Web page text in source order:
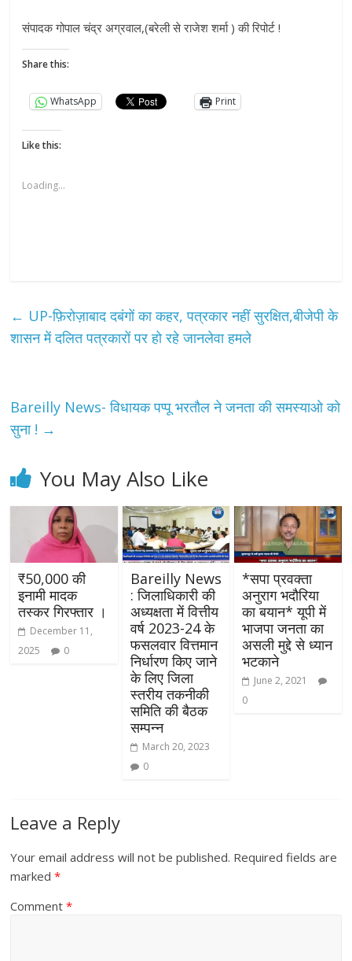
संपादक गोपाल चंद्र अग्रवाल,(बरेली से राजेश शर्मा ) की रिपोर्ट !
Share this:
WhatsApp Print
Like this:
Loading...
← UP-फ़िरोज़ाबाद दबंगों का कहर, पत्रकार नहीं सुरक्षित,बीजेपी के
शासन में दलित पत्रकारों पर हो रहे जानलेवा हमले
Bareilly News- विधायक पप्पू भरतौल ने जनता की समस्याओ को
सुना ! →
You May Also Like
₹50,000 की
इनामी मादक
तस्कर गिरफ्तार ।
December 11,
2025
0
Bareilly News
: जिलाधिकारी की
अध्यक्षता में वित्तीय
वर्ष 2023-24 के
फसलवार वित्तमान
निर्धारण किए जाने
के लिए जिला
स्तरीय तकनीकी
समिति की बैठक
सम्पन्न
March 20, 2023
0
*सपा प्रवक्ता
अनुराग भदौरिया
का बयान* यूपी में
भाजपा जनता का
असली मुद्दे से ध्यान
भटकाने
June 2, 2021
0
Leave a Reply
Your email address will not be published. Required fields are
marked*
Comment*